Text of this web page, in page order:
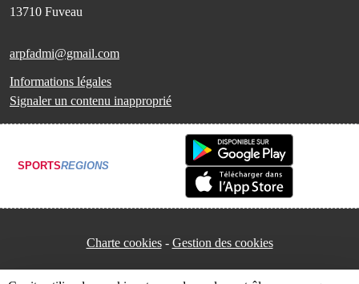
13710 Fuveau
arpfadmi@gmail.com
Informations légales
Signaler un contenu inapproprié
SPORTSREGIONS
Charte cookies Gestion des cookies